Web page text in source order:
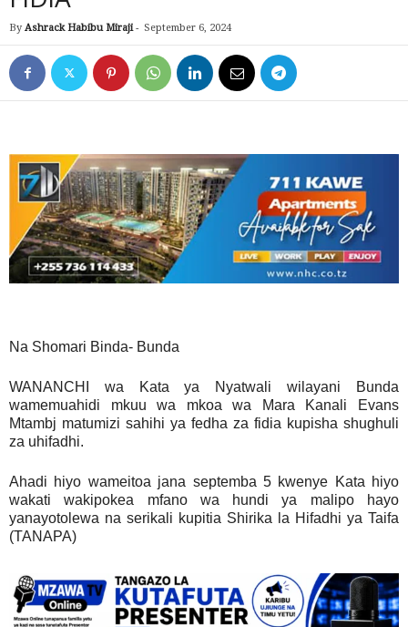
By Ashrack Habibu Miraji- September 6, 2024
Na Shomari Binda- Bunda
WANANCHI wa Kata ya Nyatwali wilayani Bunda
wamemuahidi mkuu wa mkoa wa Mara Kanali Evans
Mtambj matumizi sahihi ya fedha za fidia kupisha shughuli
za uhifadhi.
Ahadi hiyo wameitoa jana septemba 5 kwenye Kata hiyo
wakati wakipokea mfano wa hundi ya malipo hayo
yanayotolewa na serikali kupitia Shirika la Hifadhi ya Taifa
(TANAPA)